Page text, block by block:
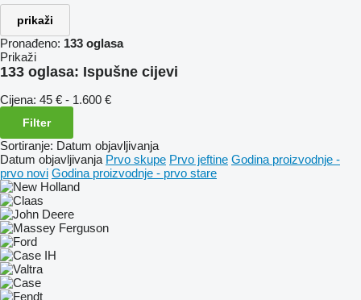
prikaži
Pronađeno: 133 oglasa
Prikaži
133 oglasa: Ispušne cijevi
Cijena: 45 € - 1.600 €
Filter
Sortiranje: Datum objavljivanja
Datum objavljivanja Prvo skupe Prvo jeftine Godina proizvodnje -
prvo novi Godina proizvodnje - prvo stare